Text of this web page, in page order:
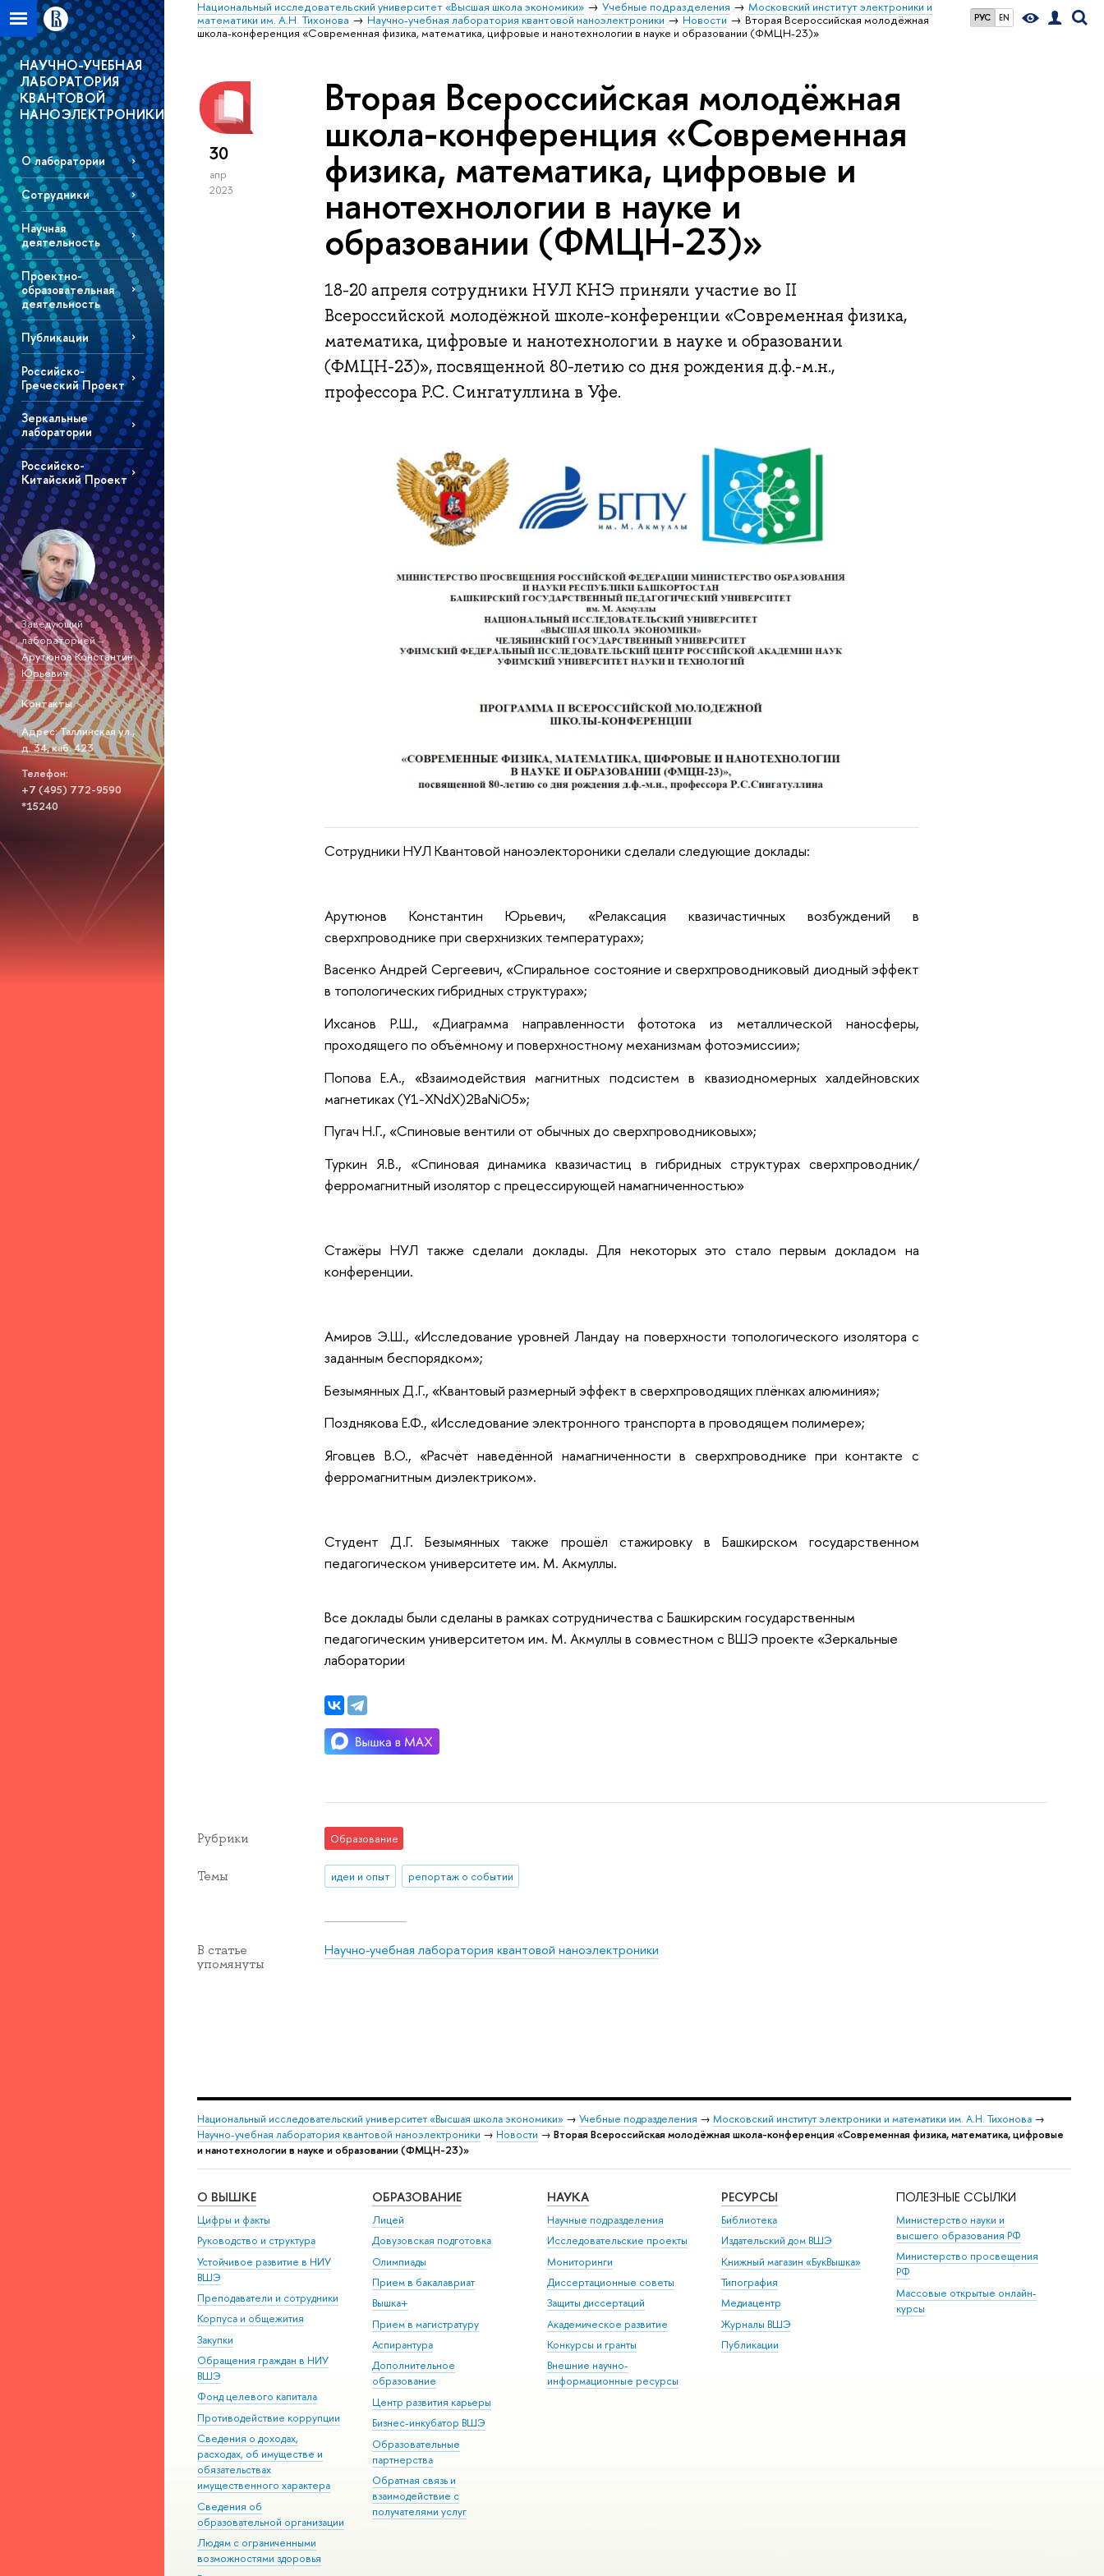
РУС EN
Национальный исследовательский университет «Высшая школа экономики» Учебные подразделения
Московский институт электроники и
математики им. А.Н. Тихонова
Научно-учебная лаборатория квантовой наноэлектроники Новости
Вторая Всероссийская молодёжная
школа-конференция «Современная физика, математика, цифровые и нанотехнологии в науке и образовании (ФМЦН-23)»
НАУЧНО-УЧЕБНАЯ
ЛАБОРАТОРИЯ
КВАНТОВОЙ
НАНОЭЛЕКТРОНИКИ
О лаборатории
Сотрудники
Научная
деятельность
Проектно-
образовательная
деятельность
Публикации
Российско-
Греческий Проект
Зеркальные
лаборатории
Российско-
Китайский Проект
Заведующий
лабораторией –
Арутюнов Константин
Юрьевич
Контакты
Адрес: Таллинская ул.,
д. 34, каб. 423
Телефон:
+7 (495) 772-9590
*15240
30
апр
2023
Вторая Всероссийская молодёжная
школа-конференция «Современная
физика, математика, цифровые и
нанотехнологии в науке и
образовании (ФМЦН-23)»
18-20 апреля сотрудники НУЛ КНЭ приняли участие во II
Всероссийской молодёжной школе-конференции «Современная физика,
математика, цифровые и нанотехнологии в науке и образовании
(ФМЦН-23)», посвященной 80-летию со дня рождения д.ф.-м.н.,
профессора Р.С. Сингатуллина в Уфе.
Сотрудники НУЛ Квантовой наноэлектороники сделали следующие доклады:
Арутюнов Константин Юрьевич, «Релаксация квазичастичных возбуждений в
сверхпроводнике при сверхнизких температурах»;
Васенко Андрей Сергеевич, «Спиральное состояние и сверхпроводниковый диодный эффект
в топологических гибридных структурах»;
Ихсанов Р.Ш., «Диаграмма направленности фототока из металлической наносферы,
проходящего по объёмному и поверхностному механизмам фотоэмиссии»;
Попова Е.А., «Взаимодействия магнитных подсистем в квазиодномерных халдейновских
магнетиках (Y1-XNdX)2BaNiO5»;
Пугач Н.Г., «Спиновые вентили от обычных до сверхпроводниковых»;
Туркин Я.В., «Спиновая динамика квазичастиц в гибридных структурах сверхпроводник/
ферромагнитный изолятор с прецессирующей намагниченностью»
Стажёры НУЛ также сделали доклады. Для некоторых это стало первым докладом на
конференции.
Амиров Э.Ш., «Исследование уровней Ландау на поверхности топологического изолятора с
заданным беспорядком»;
Безымянных Д.Г., «Квантовый размерный эффект в сверхпроводящих плёнках алюминия»;
Позднякова Е.Ф., «Исследование электронного транспорта в проводящем полимере»;
Яговцев В.О., «Расчёт наведённой намагниченности в сверхпроводнике при контакте с
ферромагнитным диэлектриком».
Студент Д.Г. Безымянных также прошёл стажировку в Башкирском государственном
педагогическом университете им. М. Акмуллы.
Все доклады были сделаны в рамках сотрудничества с Башкирским государственным
педагогическим университетом им. М. Акмуллы в совместном с ВШЭ проекте «Зеркальные
лаборатории
Рубрики Образование
Темы идеи и опыт репортаж о событии
В статье
упомянуты
Научно-учебная лаборатория квантовой наноэлектроники
Национальный исследовательский университет «Высшая школа экономики» → Учебные подразделения → Московский институт электроники и математики им. А.Н. Тихонова →
Научно-учебная лаборатория квантовой наноэлектроники → Новости → Вторая Всероссийская молодёжная школа-конференция «Современная физика, математика, цифровые
и нанотехнологии в науке и образовании (ФМЦН-23)»
О ВЫШКЕ
Цифры и факты
Руководство и структура
Устойчивое развитие в НИУ
ВШЭ
Преподаватели и сотрудники
Корпуса и общежития
Закупки
Обращения граждан в НИУ
ВШЭ
Фонд целевого капитала
Противодействие коррупции
Сведения о доходах,
расходах, об имуществе и
обязательствах
имущественного характера
Сведения об
образовательной организации
Людям с ограниченными
возможностями здоровья
ОБРАЗОВАНИЕ
Лицей
Довузовская подготовка
Олимпиады
Прием в бакалавриат
Вышка+
Прием в магистратуру
Аспирантура
Дополнительное
образование
Центр развития карьеры
Бизнес-инкубатор ВШЭ
Образовательные
партнерства
Обратная связь и
взаимодействие с
получателями услуг
НАУКА
Научные подразделения
Исследовательские проекты
Мониторинги
Диссертационные советы
Защиты диссертаций
Академическое развитие
Конкурсы и гранты
Внешние научно-
информационные ресурсы
РЕСУРСЫ
Библиотека
Издательский дом ВШЭ
Книжный магазин «БукВышка»
Типография
Медиацентр
Журналы ВШЭ
Публикации
ПОЛЕЗНЫЕ ССЫЛКИ
Министерство науки и
высшего образования РФ
Министерство просвещения
РФ
Массовые открытые онлайн-
курсы